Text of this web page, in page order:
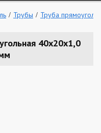
Трубы Труба
40х20х1,0